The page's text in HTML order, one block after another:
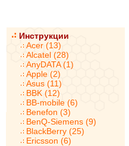
Инструкции
Acer (13)
Alcatel (28)
AnyDATA (1)
Apple (2)
Asus (11)
BBK (12)
BB-mobile (6)
Benefon (3)
BenQ-Siemens (9)
BlackBerry (25)
Ericsson (6)